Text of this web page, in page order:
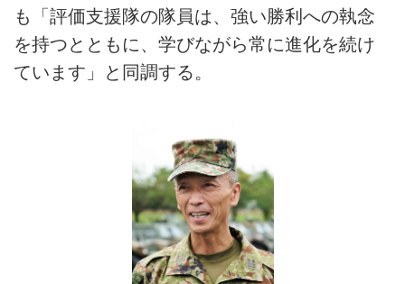
も「評価支援隊の隊員は、強い勝利への執念
を持つとともに、学びながら常に進化を続け
ています」と同調する。